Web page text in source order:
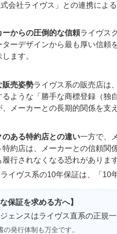
会社ライヴス」との連携によ
ーからの圧倒的な信頼ライヴス
ターデザインから最も厚い信頼
ます。
販売姿勢ライヴス系の販売店は
るような「勝手な商標登録（独
、メーカーとの長期的関係を支
のある特約店との違い一方で、
特約店は、メーカーとの信頼関
履行されなくなる恐れがあります
イヴス系の10年保証は、「10
な保証を求める方へ】
ェンスはライヴス直系の正規
発行体制も万全です。